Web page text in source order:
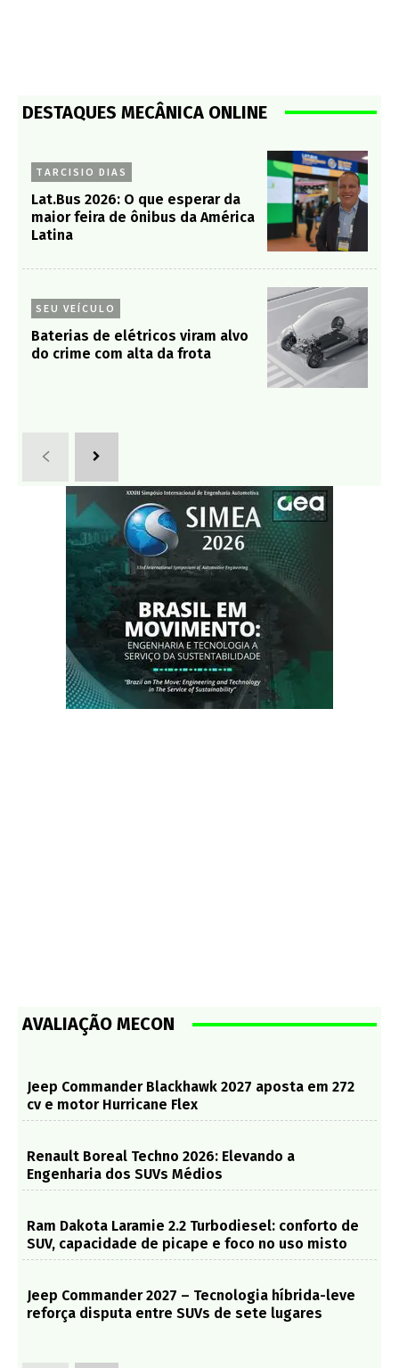
DESTAQUES MECÂNICA ONLINE
TARCISIO DIAS
Lat.Bus 2026: O que esperar da
maior feira de ônibus da América
Latina
SEU VEÍCULO
Baterias de elétricos viram alvo
do crime com alta da frota
AVALIAÇÃO MECON
Jeep Commander Blackhawk 2027 aposta em 272
cv e motor Hurricane Flex
Renault Boreal Techno 2026: Elevando a
Engenharia dos SUVs Médios
Ram Dakota Laramie 2.2 Turbodiesel: conforto de
SUV, capacidade de picape e foco no uso misto
Jeep Commander 2027 – Tecnologia híbrida-leve
reforça disputa entre SUVs de sete lugares